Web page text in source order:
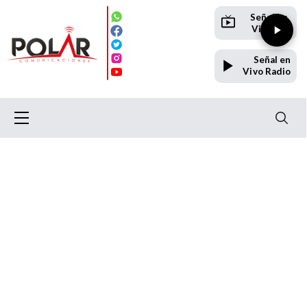
Señal en
Vivo TV
Señal en
Vivo Radio